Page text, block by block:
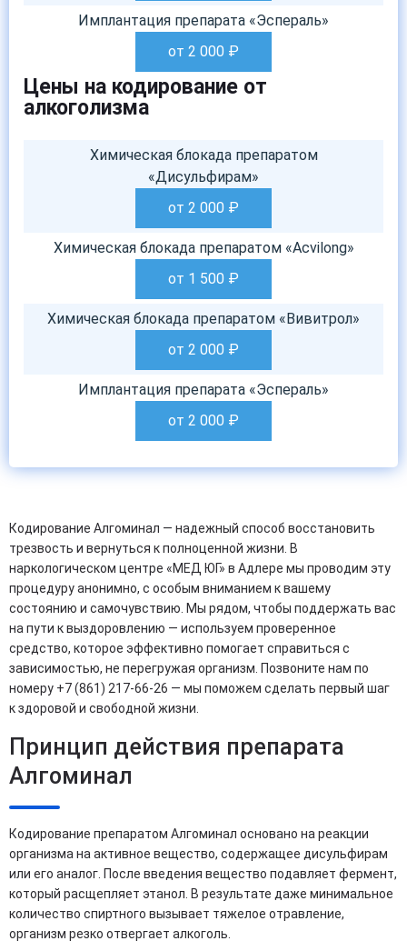
Имплантация препарата «Эспераль»
от 2 000 ₽
Цены на кодирование от
алкоголизма
Химическая блокада препаратом
«Дисульфирам»
от 2 000 ₽
Химическая блокада препаратом «Acvilong»
от 1 500 ₽
Химическая блокада препаратом «Вивитрол»
от 2 000 ₽
Имплантация препарата «Эспераль»
от 2 000 ₽
Кодирование Алгоминал — надежный способ восстановить
трезвость и вернуться к полноценной жизни. В
наркологическом центре «МЕД ЮГ» в Адлере мы проводим эту
процедуру анонимно, с особым вниманием к вашему
состоянию и самочувствию. Мы рядом, чтобы поддержать вас
на пути к выздоровлению — используем проверенное
средство, которое эффективно помогает справиться с
зависимостью, не перегружая организм. Позвоните нам по
номеру +7 (861) 217-66-26 — мы поможем сделать первый шаг
к здоровой и свободной жизни.
Принцип действия препарата
Алгоминал
Кодирование препаратом Алгоминал основано на реакции
организма на активное вещество, содержащее дисульфирам
или его аналог. После введения вещество подавляет фермент,
который расщепляет этанол. В результате даже минимальное
количество спиртного вызывает тяжелое отравление,
организм резко отвергает алкоголь.